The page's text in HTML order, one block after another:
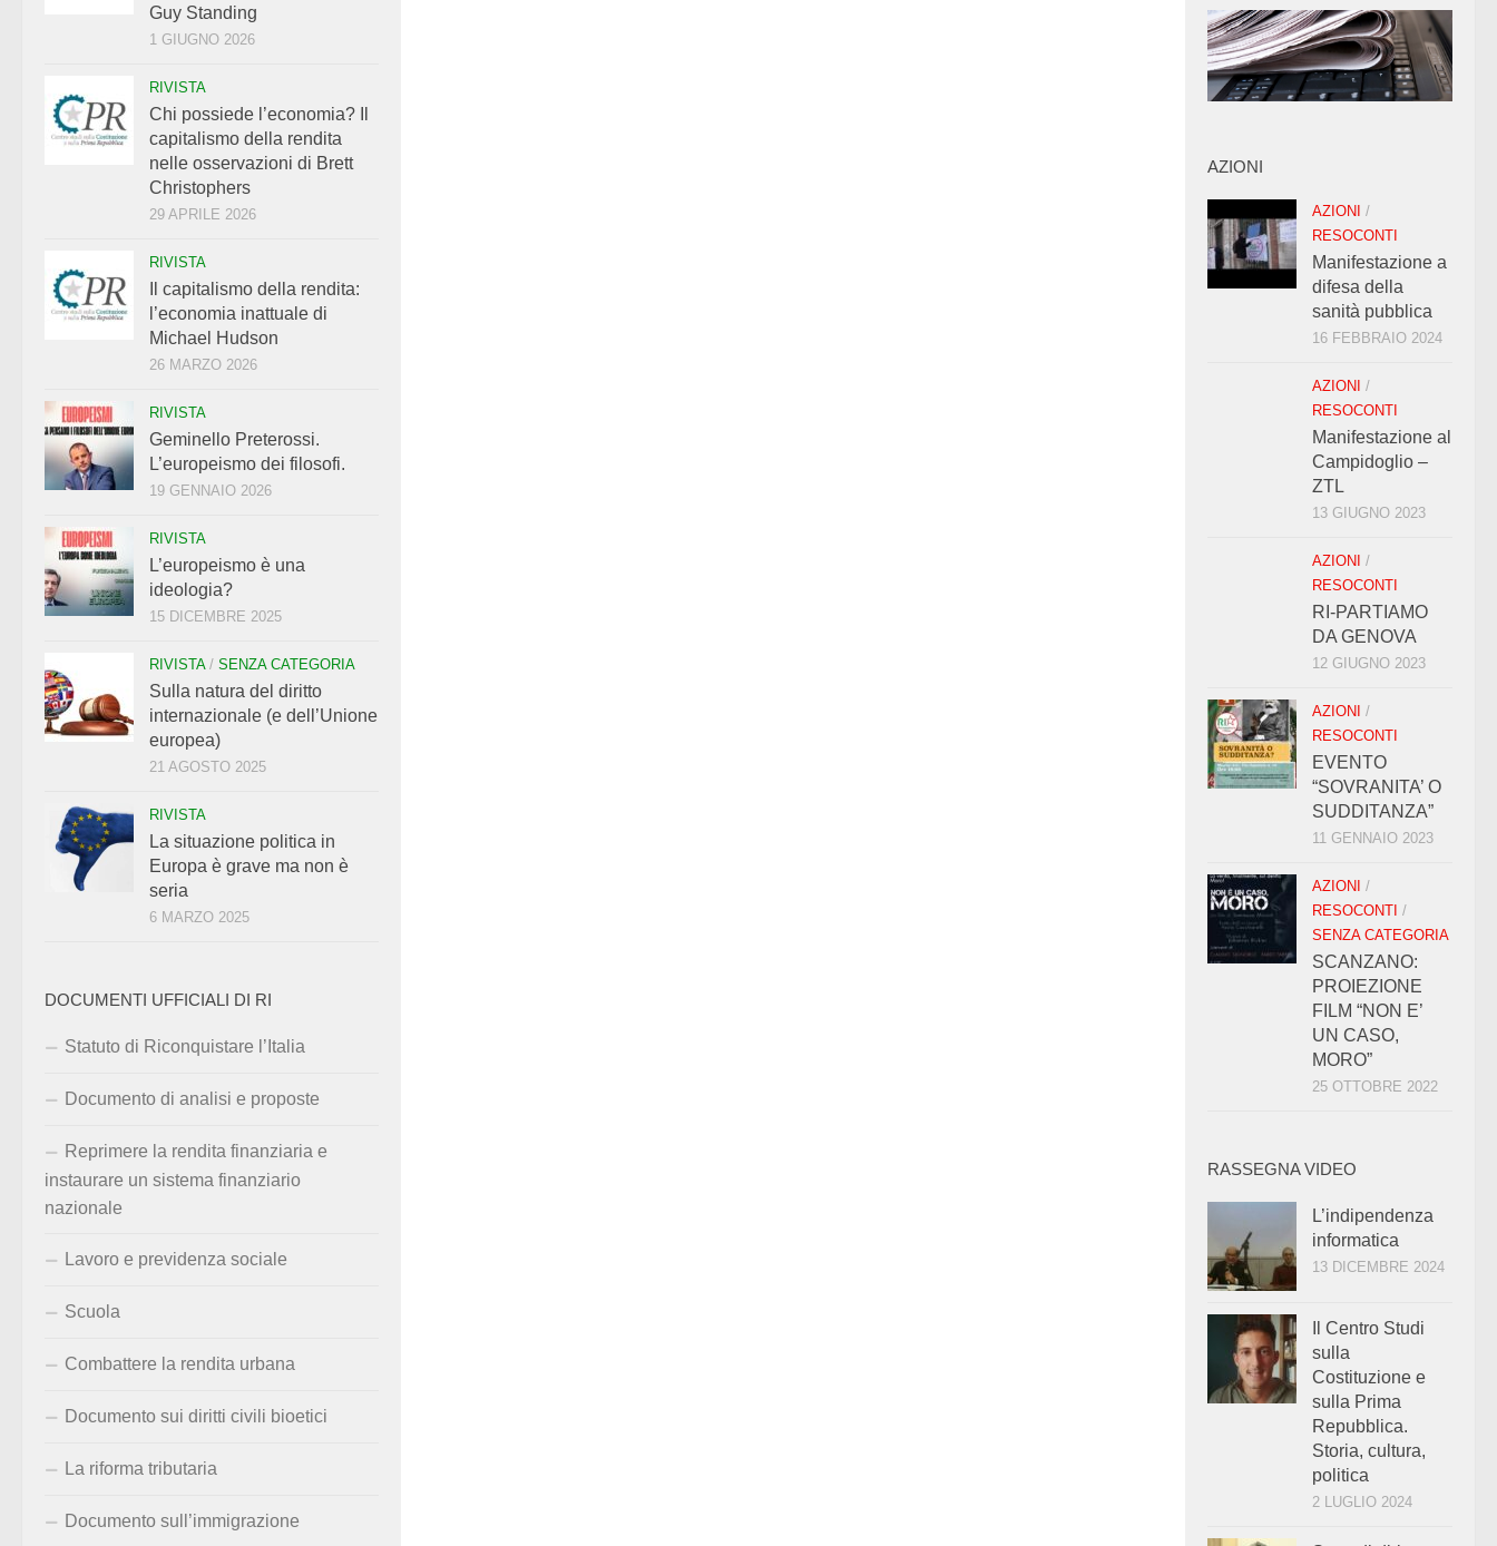
Guy Standing
1 GIUGNO 2026
RIVISTA
Chi possiede l’economia? Il
capitalismo della rendita
nelle osservazioni di Brett
Christophers
29 APRILE 2026
RIVISTA
Il capitalismo della rendita:
l’economia inattuale di
Michael Hudson
26 MARZO 2026
RIVISTA
Geminello Preterossi.
L’europeismo dei filosofi.
19 GENNAIO 2026
RIVISTA
L’europeismo è una
ideologia?
15 DICEMBRE 2025
RIVISTA/ SENZA CATEGORIA
Sulla natura del diritto
internazionale (e dell’Unione
europea)
21 AGOSTO 2025
RIVISTA
La situazione politica in
Europa è grave ma non è
seria
6 MARZO 2025
DOCUMENTI UFFICIALI DI RI
Statuto di Riconquistare l’Italia
Documento di analisi e proposte
Reprimere la rendita finanziaria e
instaurare un sistema finanziario
nazionale
Lavoro e previdenza sociale
Scuola
Combattere la rendita urbana
Documento sui diritti civili bioetici
La riforma tributaria
Documento sull’immigrazione
AZIONI
AZIONI /
RESOCONTI
Manifestazione a
difesa della
sanità pubblica
16 FEBBRAIO 2024
AZIONI /
RESOCONTI
Manifestazione al
Campidoglio –
ZTL
13 GIUGNO 2023
AZIONI /
RESOCONTI
RI-PARTIAMO
DA GENOVA
12 GIUGNO 2023
AZIONI /
RESOCONTI
EVENTO
“SOVRANITA’ O
SUDDITANZA”
11 GENNAIO 2023
AZIONI /
RESOCONTI /
SENZA CATEGORIA
SCANZANO:
PROIEZIONE
FILM “NON E’
UN CASO,
MORO”
25 OTTOBRE 2022
RASSEGNA VIDEO
L’indipendenza
informatica
13 DICEMBRE 2024
Il Centro Studi
sulla
Costituzione e
sulla Prima
Repubblica.
Storia, cultura,
politica
2 LUGLIO 2024